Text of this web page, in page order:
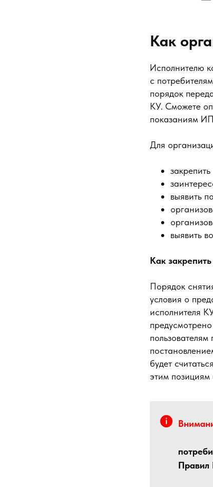
Как
Исполнителю
с
порядок
КУ. Сможете
показаниям
Для
выявить
выявить
Как
Порядок
условия о
исполнителя
будет
этим позициям